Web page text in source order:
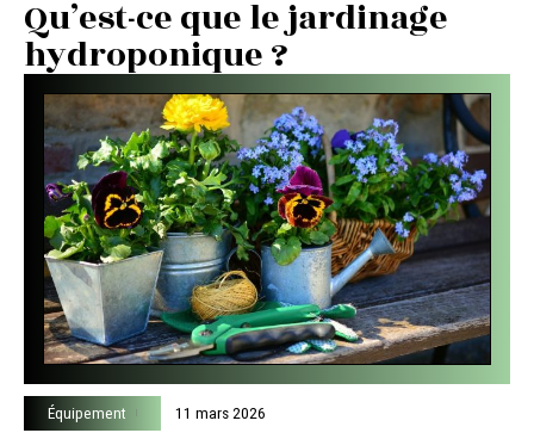
Qu’est-ce que le jardinage
hydroponique ?
Équipement 11 mars 2026